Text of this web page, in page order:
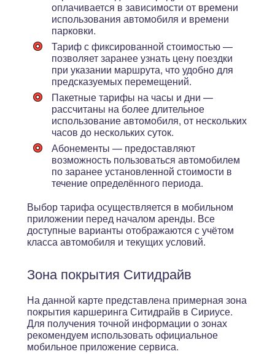
оплачивается в зависимости от времени
использования автомобиля и времени
парковки.
Тариф с фиксированной стоимостью —
позволяет заранее узнать цену поездки
при указании маршрута, что удобно для
предсказуемых перемещений.
Пакетные тарифы на часы и дни —
рассчитаны на более длительное
использование автомобиля, от нескольких
часов до нескольких суток.
Абонементы — предоставляют
возможность пользоваться автомобилем
по заранее установленной стоимости в
течение определённого периода.
Выбор тарифа осуществляется в мобильном
приложении перед началом аренды. Все
доступные варианты отображаются с учётом
класса автомобиля и текущих условий.
Зона покрытия Ситидрайв
На данной карте представлена примерная зона
покрытия каршеринга Ситидрайв в Сириусе.
Для получения точной информации о зонах
рекомендуем использовать официальное
мобильное приложение сервиса.